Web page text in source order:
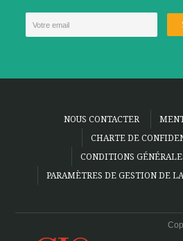
NOUS CONTACTER
CHARTE DE
CONDITIONS
PARAMÈTRES DE GESTION DE